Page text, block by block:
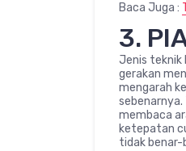
Baca Juga :
3.
Jenis teknik
gerakan
mengarah
membaca
ketepatan
tidak benar-